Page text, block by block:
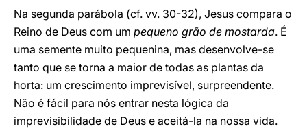
Na segunda parábola (cf. vv. 30-32), Jesus compara o
Reino de Deus com um pequeno grão de mostarda. É
uma semente muito pequenina, mas desenvolve-se
tanto que se torna a maior de todas as plantas da
horta: um crescimento imprevisível, surpreendente.
Não é fácil para nós entrar nesta lógica da
imprevisibilidade de Deus e aceitá-la na nossa vida.